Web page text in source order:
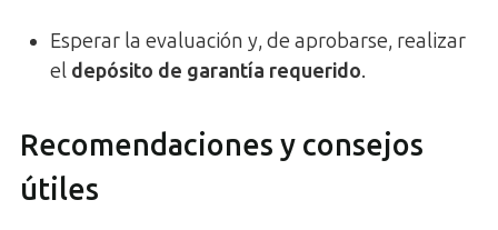
Esperar la evaluación y, de aprobarse, realizar
el depósito de garantía requerido.
Recomendaciones y consejos
útiles